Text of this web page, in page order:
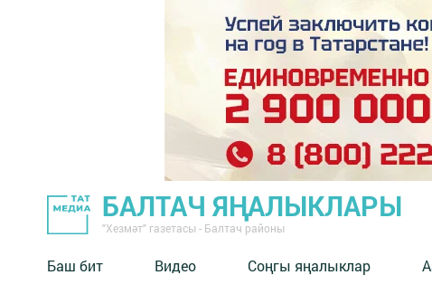
БАЛТАЧ ЯҢАЛЫКЛАРЫ
"Хезмәт" газетасы - Балтач районы
Баш бит Видео Соңгы яңалыклар